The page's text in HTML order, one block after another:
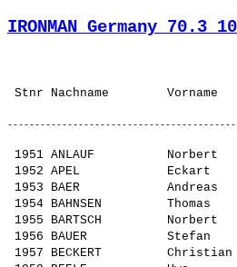
IRONMAN Germany
1951 ANLAUF          Norbert       Büdingen             Tv-Windecken              GER  L      yes         09:00     1 M45          
 1952 APEL            Eckart        Thürungen            Olympia Berga             GER  L      yes         09:00     1 M45          
 1953 BAER            Andreas       Niedernhausen        SV Niederseelbach         GER  M      yes         09:00     1 M45          
 1954 BAHNSEN         Thomas        Neumünster           ./.                       GER  L      yes         09:00     1 M45          
 1955 BARTSCH         Norbert       Hofheim am Taunus    Roter Stern Hofheim       GER  L      yes         09:00     1 M45          
 1956 BAUER           Stefan        Elsenfeld            TV Elsenfeld              GER  M      yes         09:00     1 M45          
 1957 BECKERT         Christian     Frankfurt            Frankfurt                 GER  L      yes         09:00     1 M45          
 1958 BEELE           Uwe           Rodgau               EOSC Offenbach            GER  XL     ---         09:00     1 M45          
 1959 BEIER           Uwe           Kelsterbach          Kelsterbach               GER  L      yes         09:00     2 M45          
 1960 BELGER          Uwe           Paderborn            Tri Club paderborn        GER  M      ---         09:00     1 M45          
 1961 BENDER          Klaus         Zwingenberg          StartNet Team DSW Darmsta GER  S      yes         09:00     1 M45          
 1962 BERND           Spilker       Herford              H. wie H. Triathlon Team  GER  L      yes         09:00     1 M45          
 1963 BERNHARD        Max Roger     Karlsruhe            SSC Karlsruhe             GER  XL     yes         09:00     1 M45          
 1964 BETTE           Martin        Mayen                LA TUS Mayen              GER  M      yes         09:00     1 M45          
 1965 BIEWER          Bob           L-Goetzingen         Trispeed Mamer            LUX  L      ---         09:00     1 M45          
 1966 BORIS           Suskovic      CRO-Zagreb           TK SWIBIR                 CRO  M      yes         09:00     2 M45          
 1967 BOTT            Peter         Ginsheim-Gustavsburg WRAG Tria Team            GER  L      ---         09:00     1 M45          
 1968